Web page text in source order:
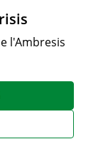
l'Ambresis